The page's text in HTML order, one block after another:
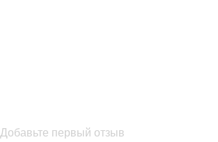
Добавьте первый отзыв